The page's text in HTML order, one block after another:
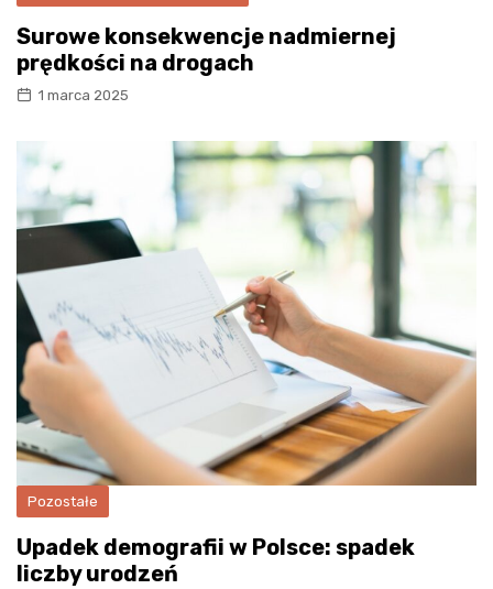
Surowe konsekwencje nadmiernej
prędkości na drogach
1 marca 2025
Pozostałe
Upadek demografii w Polsce: spadek
liczby urodzeń